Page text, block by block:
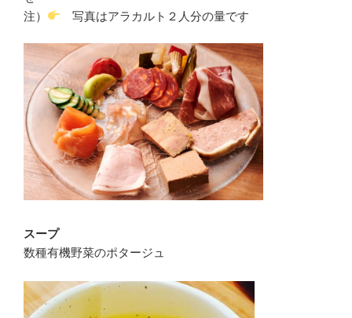
注）
写真はアラカルト２人分の量です
スープ
数種有機野菜のポタージュ